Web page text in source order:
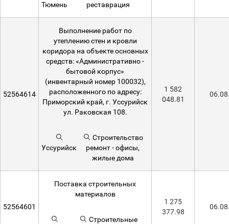
Тюмень
реставрация
52564614
Выполнение работ по
утеплению стен и кровли
коридора на объекте основных
средств: «Административно -
бытовой корпус»
(инвентарный номер 100032),
расположенного по адресу:
Приморский край, г. Уссурийск
ул. Раковская 108.
Уссурийск
Строительство
ремонт - офисы,
жилые дома
1 582
048.81
52564601
Поставка строительных
материалов
Строительные
1 275
377.98